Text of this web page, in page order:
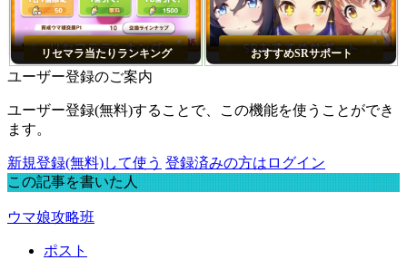
リセマラ当たりランキング おすすめSRサポート
ユーザー登録のご案内
ユーザー登録(無料)することで、この機能を使うことができ
ます。
新規登録(無料)して使う 登録済みの方はログイン
この記事を書いた人
ウマ娘攻略班
ポスト